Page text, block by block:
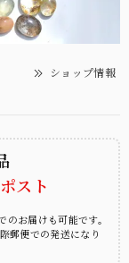
ショップ情報
スト
お届けも可能です。
郵便での発送になり